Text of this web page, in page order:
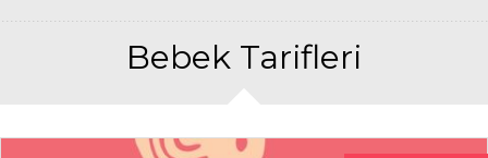
Bebek Tarifleri